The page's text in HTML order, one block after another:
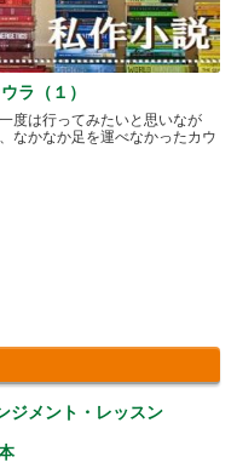
ラ（１）
度は行ってみたいと思いなが
なかなか足を運べなかったカウ
ジメント・レッスン